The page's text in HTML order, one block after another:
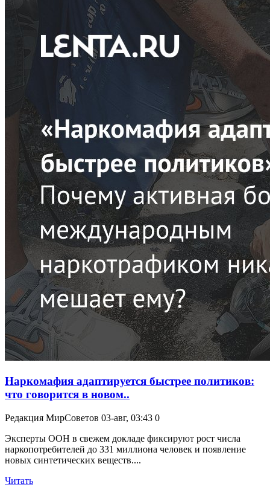
Наркомафия адаптируется быстрее политиков:
что говорится в новом..
Редакция МирСоветов 03-авг, 03:43 0
Эксперты ООН в свежем докладе фиксируют рост числа
наркопотребителей до 331 миллиона человек и появление
новых синтетических веществ....
Читать